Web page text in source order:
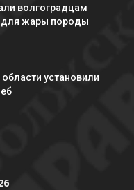
волгоградцам
жары породы
установили